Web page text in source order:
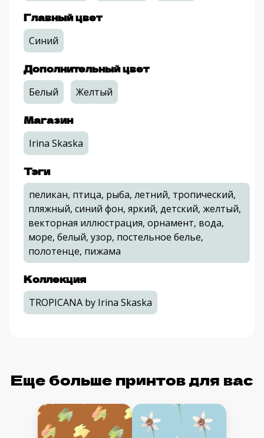
Главный цвет
Синий
Дополнительный цвет
Белый Желтый
Магазин
Irina Skaska
Тэги
пеликан, птица, рыба, летний, тропический,
пляжный, синий фон, яркий, детский, желтый,
векторная иллюстрация, орнамент, вода,
море, белый, узор, постельное белье,
полотенце, пижама
Коллекция
TROPICANA by Irina Skaska
Еще больше принтов для вас